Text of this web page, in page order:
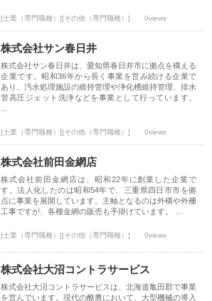
[士業（専門職種）][その他（専門職種）] 0views
株式会社サン春日井
株式会社サン春日井は、愛知県春日井市に拠点を構える
企業です。昭和36年から長く事業を営み続ける企業で
あり、汚水処理施設の維持管理や浄化槽維持管理、排水
管高圧ジェット洗浄などを事業として行っています。
[士業（専門職種）][その他（専門職種）] 0views
株式会社前田金網店
株式会社前田金網店は、昭和22年に創業した企業で
す。法人化したのは昭和54年で、三重県四日市市を拠
点に事業を展開しています。主軸となるのは外構や外柵
工事ですが、各種金網の販売も手掛けています。 …
[士業（専門職種）][その他（専門職種）] 0views
株式会社大沼コントラサービス
株式会社大沼コントラサービスは、北海道亀田郡で事業
を営んでいます。現代の酪農において、大型機械の導入